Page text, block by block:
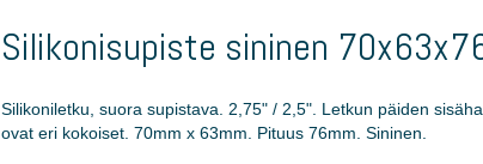
Silikonisupiste sininen
Silikoniletku, suora supistava. 2,75" / 2,5". Letkun päiden
ovat eri kokoiset. 70mm x 63mm. Pituus 76mm. Sininen.